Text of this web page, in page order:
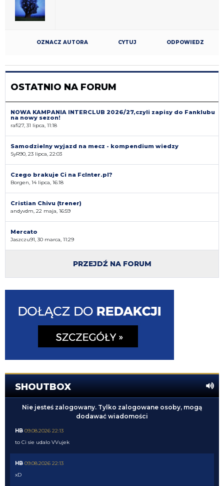
OZNACZ AUTORA CYTUJ ODPOWIEDZ
OSTATNIO NA FORUM
NOWA KAMPANIA INTERCLUB 2026/27,czyli zapisy do Fanklubu
na nowy sezon!
rafi27, 31 lipca, 11:18
Samodzielny wyjazd na mecz - kompendium wiedzy
SyR90, 23 lipca, 22:03
Czego brakuje Ci na FcInter.pl?
Borgen, 14 lipca, 16:18
Cristian Chivu (trener)
andyvdm, 22 maja, 16:59
Mercato
Jaszczu91, 30 marca, 11:29
PRZEJDŹ NA FORUM
SHOUTBOX
Nie jesteś zalogowany. Tylko zalogowane osoby, mogą
dodawać wiadomości
HB 09.08.2026 22:13
to Ci sie udalo VVujek
HB 09.08.2026 22:13
xD